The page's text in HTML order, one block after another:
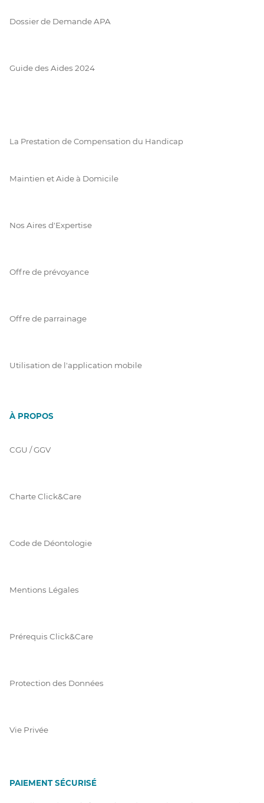
Dossier de Demande APA
Guide des Aides 2024
La Prestation de Compensation du Handicap
Maintien et Aide à Domicile
Nos Aires d'Expertise
Offre de prévoyance
Offre de parrainage
Utilisation de l'application mobile
À PROPOS
CGU / GGV
Charte Click&Care
Code de Déontologie
Mentions Légales
Prérequis Click&Care
Protection des Données
Vie Privée
PAIEMENT SÉCURISÉ